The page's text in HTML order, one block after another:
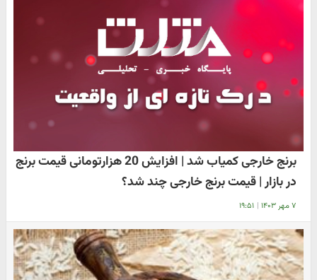
برنج خارجی کمیاب شد | افزایش 20 هزارتومانی قیمت برنج
در بازار | قیمت برنج خارجی چند شد؟
۷ مهر ۱۴۰۳ | ۱۹:۵۱